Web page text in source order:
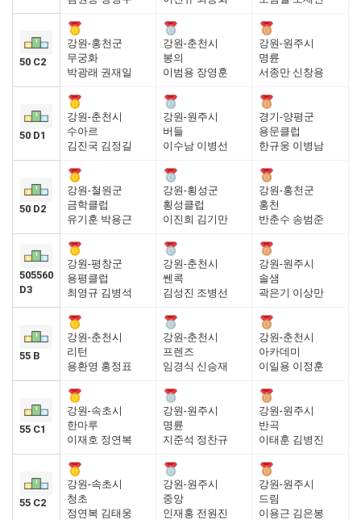
50 C2
강원-홍천군
무궁화
박광래 권재일
강원-춘천시
봉의
이범용 장영훈
강원-원주시
명륜
서종만 신창용
50 D1
강원-춘천시
수아르
김진국 김정길
강원-원주시
버들
이수남 이병선
경기-양평군
용문클럽
한규웅 이병남
50 D2
강원-철원군
금학클럽
유기훈 박용근
강원-횡성군
횡성클럽
이진희 김기만
강원-홍천군
홍천
반춘수 송범준
505560
D3
강원-평창군
용평클럽
최영규 김병석
강원-춘천시
쎈콕
김성진 조병선
강원-원주시
솔샘
곽은기 이상만
55 B
강원-춘천시
리턴
용환영 홍정표
강원-춘천시
프렌즈
임경식 신승재
강원-춘천시
아카데미
이일용 이정훈
55 C1
강원-속초시
한마루
이재호 정연복
강원-원주시
명륜
지준석 정찬규
강원-원주시
반곡
이태훈 김병진
55 C2
강원-속초시
청초
정연복 김태웅
강원-원주시
중앙
인재홍 전원진
강원-원주시
드림
이용근 김은봉